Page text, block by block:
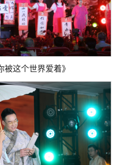
这个世界爱着》